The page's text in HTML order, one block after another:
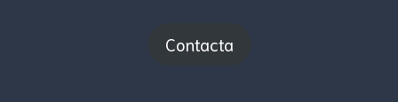
Contacta